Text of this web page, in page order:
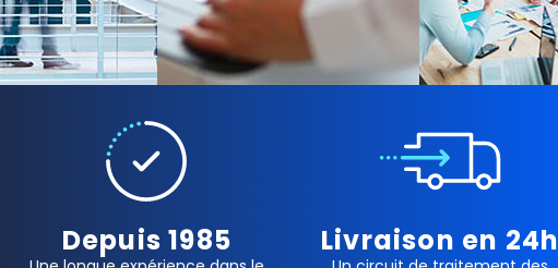
Depuis 1985 Livraison en 24h